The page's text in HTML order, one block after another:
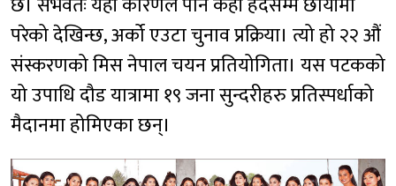
परेको देखिन्छ, अर्को एउटा चुनाव प्रक्रिया। त्यो हो २२ औं
संस्करणको मिस नेपाल चयन प्रतियोगिता। यस पटकको
यो उपाधि दौड यात्रामा १९ जना सुन्दरीहरु प्रतिस्पर्धाको
मैदानमा होमिएका छन्।